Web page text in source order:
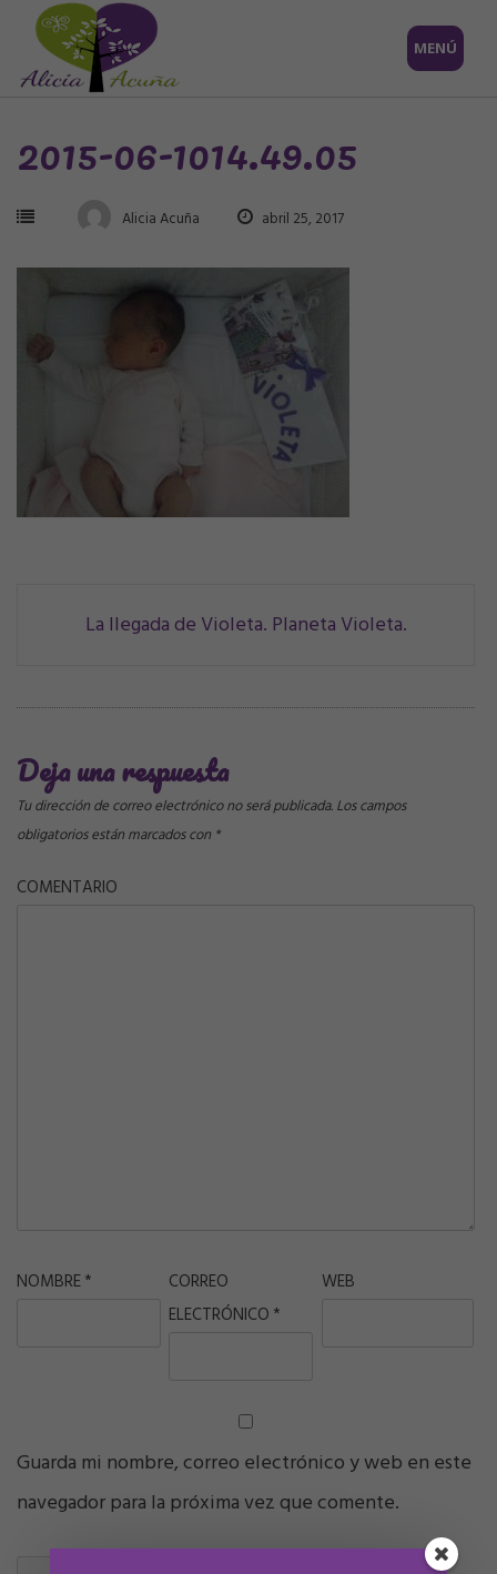
Saltar
contenido
MENÚ
2015-06-1014.49.05
Alicia Acuña abril 25, 2017
Navegación
correos
La llegada de Violeta. Planeta Violeta.
Deja una respuesta
Tu dirección de correo electrónico no será publicada.Los campos
obligatorios están marcados con *
COMENTARIO
NOMBRE*
CORREO
ELECTRÓNICO *
WEB
Guarda mi nombre, correo electrónico y web en este
navegador para la próxima vez que comente.